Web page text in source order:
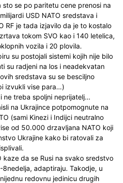
sto se po paritetu cene prenosi na
USD NATO sredstava i
RF je tada izjavilo da je to kostalo
tokom SVO kao i 140 letelica,
vozila i 20 plovila.
su postojali sistemi kojih nije bilo
su radjeni na los i neadekvatan
sredstava su se besciljno
izvukli vise para…)
ne treba spoljni neprijatelj…
na Ukrajince potpomognute na
(sami Kinezi i Indijci neutralno
od 50.000 drzavljana NATO koji
Ukrajine kako bi ratovali za
kaze da se Rusi na svako sredstvo
8nedelja, adaptiraju. Takodje, u
redovnu jedinicu drugih